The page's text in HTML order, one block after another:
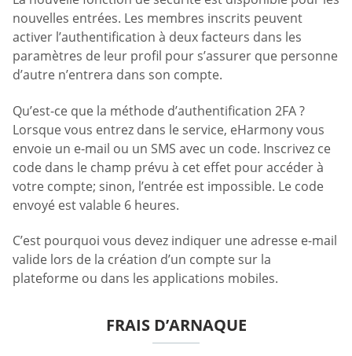
nouvelles entrées. Les membres inscrits peuvent
activer l’authentification à deux facteurs dans les
paramètres de leur profil pour s’assurer que personne
d’autre n’entrera dans son compte.
Qu’est-ce que la méthode d’authentification 2FA ?
Lorsque vous entrez dans le service, eHarmony vous
envoie un e-mail ou un SMS avec un code. Inscrivez ce
code dans le champ prévu à cet effet pour accéder à
votre compte; sinon, l’entrée est impossible. Le code
envoyé est valable 6 heures.
C’est pourquoi vous devez indiquer une adresse e-mail
valide lors de la création d’un compte sur la
plateforme ou dans les applications mobiles.
FRAIS D’ARNAQUE